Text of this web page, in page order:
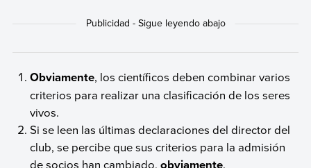
Obviamente, los científicos deben combinar varios
criterios para realizar una clasificación de los seres
vivos.
Si se leen las últimas declaraciones del director del
club, se percibe que sus criterios para la admisión
de socios han cambiado,obviamente.